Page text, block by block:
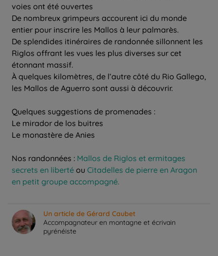
voies ont été ouvertes
De nombreux grimpeurs accourent ici du monde
entier pour inscrire les Mallos à leur palmarès.
De splendides itinéraires de randonnée sillonnent les
Riglos offrant les vues les plus diverses sur cet
étonnant massif.
À quelques kilomètres, de l’autre côté du Rio Gallego,
les Mallos de Aguerro sont aussi à découvrir.
Quelques suggestions de promenades :
Le mirador de los buitres
Le monastère de Anies
Nos randonnées : Mallos de Riglos et ermitages
secrets en liberté ou Citadelles de pierre en Aragon
en petit groupe accompagné.
Un article de Gérard Caubet
Accompagnateur en montagne et écrivain
pyrénéiste